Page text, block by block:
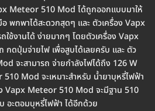
Meteor 510 Mod ได้ถูกออกแบบมาให้
พกพาได้สะดวกสุดๆ และ ตัวเครื่อง Vapx
ช้งานได้ ง่ายมากๆ โดยตัวเครื่อง Vapx
กดปุ่มจ่ายไฟ เพื่อสูบได้เลยครับ และ ตัว
จะสามารถ จ่ายกำลังไฟได้ถึง 126 W
Mod จะเหมาะสำหรับ น้ำยาบุหรี่ไฟฟ้า
Vapx Meteor 510 Mod จะมีฐาน 510
อะตอมบุหรี่ไฟฟ้า ได้อีกด้วย